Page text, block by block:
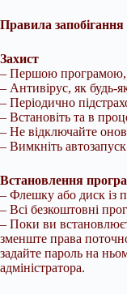
Правила запобігання
Захист
– Першою програмою,
– Антивірус, як будь-
– Періодично
– Встановіть та в
– Не відключайте
– Вимкніть
Встановлення
– Флешку або диск із
– Всі безкоштовні
– Поки ви
зменште права
задайте пароль на
адміністратора.